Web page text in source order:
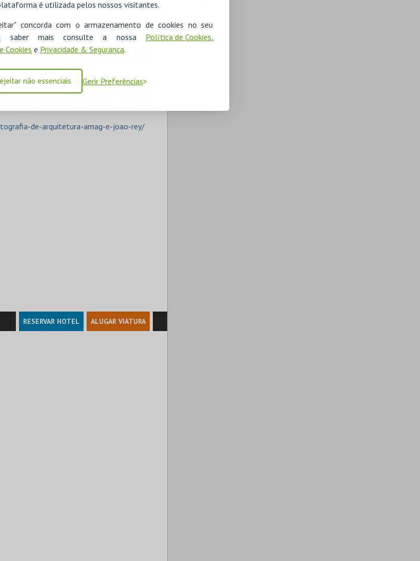
é utilizada pelos nossos visitantes.
concorda com o armazenamento de cookies no seu
saber mais consulte a nossa Política de Cookies
Cookies e Privacidade & Segurança.
não essenciais Gerir Preferências
cosa-che-andamp-etc/
da AMAG reforça aquilo que tem sido
um arquivo editorial que documente,
arquiteto, devolve à Fundação Gramaxo a
o tempo. O livro prolonga essa leitura,
digital e reafirma a relevância do objeto
de-arquitetura-amag-e-joao-rey/
RESERVAR HOTEL ALUGAR VIATURA